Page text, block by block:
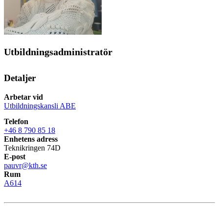
Utbildningsadministratör
Detaljer
Arbetar vid
Utbildningskansli ABE
Telefon
+46 8 790 85 18
Enhetens adress
Teknikringen 74D
E-post
pauvr@kth.se
Rum
A614